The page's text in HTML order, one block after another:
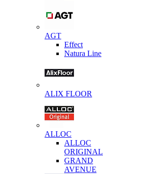
AGT
Effect
Natura Line
ALIX FLOOR
ALLOC
ALLOC
ORIGINAL
GRAND
AVENUE